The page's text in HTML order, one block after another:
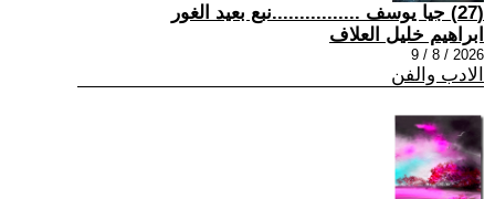
(27) جيا يوسف ................نبع بعيد الغور
ابراهيم خليل العلاف
2026 / 8 / 9
الادب والفن